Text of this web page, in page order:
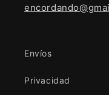
Envíos
Privacidad